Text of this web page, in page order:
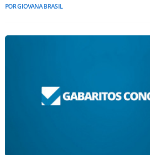
POR GIOVANA BRASIL